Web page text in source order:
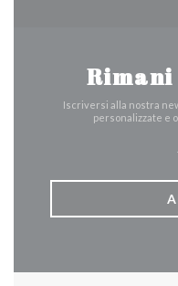
Iscriversi alla nostra
personalizzate e